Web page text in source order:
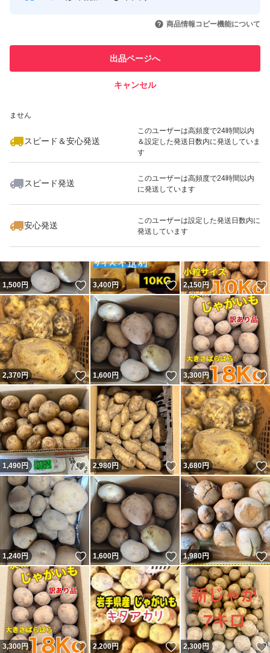
商品到着後、何か問題やご不明点などございましたら、画
像2枚目にあるQRコードから芋問屋大金公式LINEにお気
軽にお問い合わせください。
式LINEで承っております。
＊フリマアプリではコメント通知が流れて行ってしまうた
めお返事漏れが多発します。
超ワケアリ２０kg4,200円
超ワケアリ１０kg2,500円
メークインもほっかいこがねも同じ価格です。
<発送について>
注文から発送まで原則1～3日のお時間を頂きます。
特に、金曜日遅く～日曜日のご注文は郵便局の集配がない
ため、月曜日に発送が集約されます。
また、大雪や大雨などの災害で郵便局が止まった際は、復
旧まで発送が止まります。
引を完了させた実績があります
での取引実績があります
ません
スピード＆安心発送
このユーザーは高頻度で24時間以内
＆設定した発送日数内に発送していま
す
スピード発送
このユーザーは高頻度で24時間以内
に発送しています
安心発送
このユーザーは設定した発送日数内に
発送しています
商品情報コピー機能について
出品ページへ
キャンセル
いいね！
2,800
1,500円 いいね！
3,400円 いいね！
2,150円
2,370円 いいね！
1,600円 いいね！
3,300円
1,490円 いいね！
2,980円 いいね！
3,680円
1,240円 いいね！
1,600円 いいね！
1,980円
3,300円 いいね！
2,200円 いいね！
2,300円